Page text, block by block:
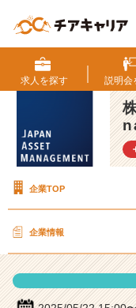
J
a
p
a
s
t
a
求人を探す 説明会
企業TOP
企業情報